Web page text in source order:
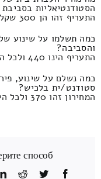
הסטודנטיאליות
התעריף זהו הן 300 שקל.
כמה תשלמו על שינוע
והסביבה?
התעריף הינו 440 ולכל היותר 190 שקלים.
כמה נשלם על שינוע,
סטודנט/ית בלכיש?
המחירון זהו 370 ולכל היותר 190 שקלים.
способ!
Facebook
Twitter